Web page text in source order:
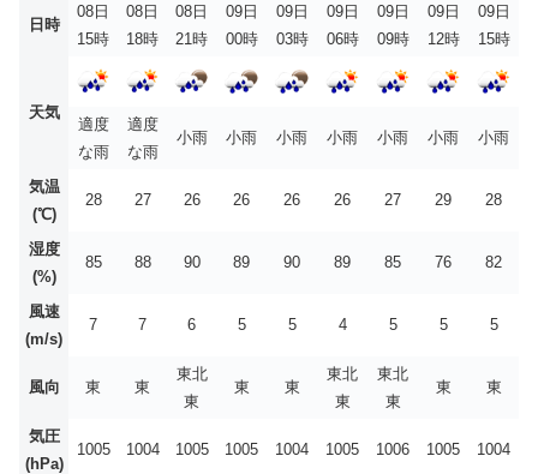
日時
08日
15時
08日
18時
08日
21時
09日
00時
09日
03時
09日
06時
09日
09時
09日
12時
09日
15時
天気
適度
な雨
適度
な雨
小雨 小雨 小雨 小雨 小雨 小雨 小雨
気温
(℃)
28 27 26 26 26 26 27 29 28
湿度
(%)
85 88 90 89 90 89 85 76 82
風速
(m/s)
7 7 6 5 5 4 5 5 5
風向 東 東
東北
東
東 東
東北
東
東北
東
東 東
気圧
(hPa)
1005 1004 1005 1005 1004 1005 1006 1005 1004